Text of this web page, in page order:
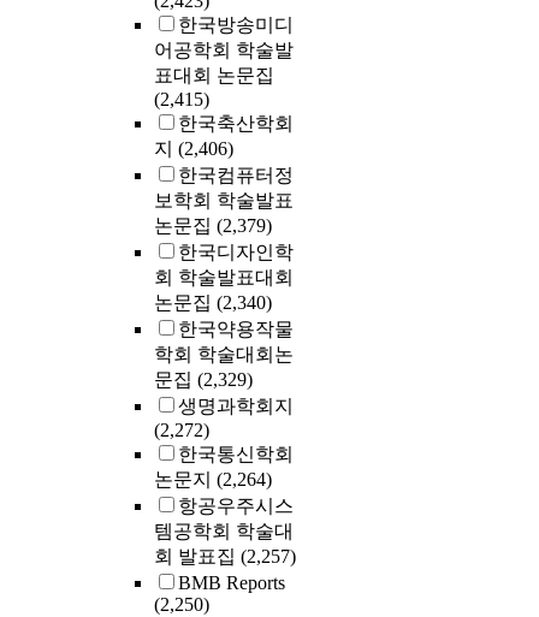
한국방송미디
어공학회 학술발
표대회 논문집
(2,415)
한국축산학회
지 (2,406)
한국컴퓨터정
보학회 학술발표
논문집 (2,379)
한국디자인학
회 학술발표대회
논문집 (2,340)
한국약용작물
학회 학술대회논
문집 (2,329)
생명과학회지
(2,272)
한국통신학회
논문지 (2,264)
항공우주시스
템공학회 학술대
회 발표집 (2,257)
BMB Reports
(2,250)